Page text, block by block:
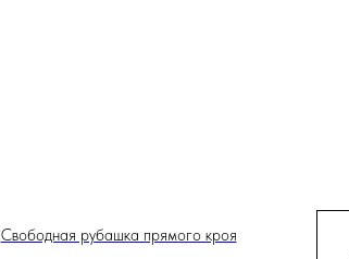
Свободная рубашка прямого кроя